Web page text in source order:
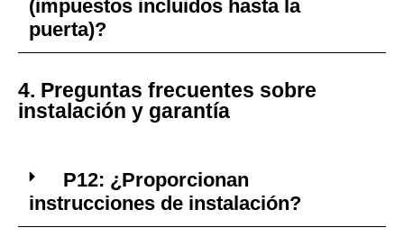
(impuestos incluidos hasta la
puerta)?
4. Preguntas frecuentes sobre
instalación y garantía
P12: ¿Proporcionan
instrucciones de instalación?